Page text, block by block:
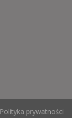
Polityka prywatności